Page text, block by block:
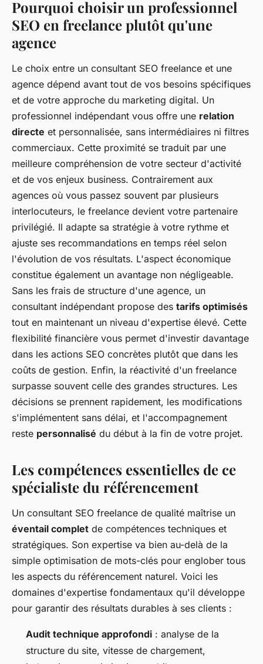
Pourquoi choisir un professionnel
SEO en freelance plutôt qu'une
agence
Le choix entre un consultant SEO freelance et une
agence dépend avant tout de vos besoins spécifiques
et de votre approche du marketing digital. Un
professionnel indépendant vous offre une relation
directe et personnalisée, sans intermédiaires ni filtres
commerciaux. Cette proximité se traduit par une
meilleure compréhension de votre secteur d'activité
et de vos enjeux business. Contrairement aux
agences où vous passez souvent par plusieurs
interlocuteurs, le freelance devient votre partenaire
privilégié. Il adapte sa stratégie à votre rythme et
ajuste ses recommandations en temps réel selon
l'évolution de vos résultats. L'aspect économique
constitue également un avantage non négligeable.
Sans les frais de structure d'une agence, un
consultant indépendant propose des tarifs optimisés
tout en maintenant un niveau d'expertise élevé. Cette
flexibilité financière vous permet d'investir davantage
dans les actions SEO concrètes plutôt que dans les
coûts de gestion. Enfin, la réactivité d'un freelance
surpasse souvent celle des grandes structures. Les
décisions se prennent rapidement, les modifications
s'implémentent sans délai, et l'accompagnement
reste personnalisé du début à la fin de votre projet.
Les compétences essentielles de ce
spécialiste du référencement
Un consultant SEO freelance de qualité maîtrise un
éventail complet de compétences techniques et
stratégiques. Son expertise va bien au-delà de la
simple optimisation de mots-clés pour englober tous
les aspects du référencement naturel. Voici les
domaines d'expertise fondamentaux qu'il développe
pour garantir des résultats durables à ses clients :
Audit technique approfondi : analyse de la
structure du site, vitesse de chargement,